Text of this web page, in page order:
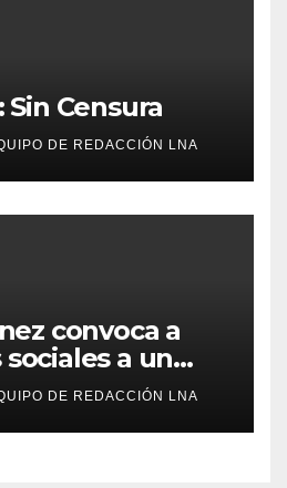
Censura
DE REDACCIÓN LNA
convoca a
a un
este
en contra
y malos
DE REDACCIÓN LNA